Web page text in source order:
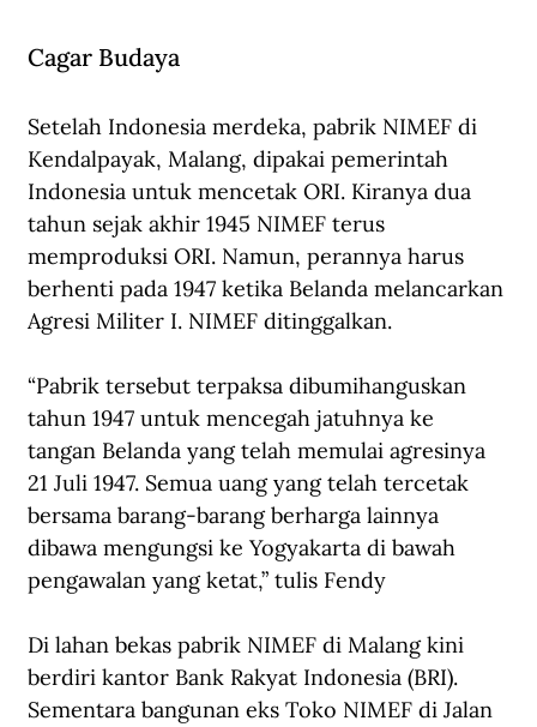
Cagar Budaya
Setelah Indonesia merdeka, pabrik NIMEF di
Kendalpayak, Malang, dipakai pemerintah
Indonesia untuk mencetak ORI. Kiranya dua
tahun sejak akhir 1945 NIMEF terus
memproduksi ORI. Namun, perannya harus
berhenti pada 1947 ketika Belanda melancarkan
Agresi Militer I. NIMEF ditinggalkan.
“Pabrik tersebut terpaksa dibumihanguskan
tahun 1947 untuk mencegah jatuhnya ke
tangan Belanda yang telah memulai agresinya
21 Juli 1947. Semua uang yang telah tercetak
bersama barang-barang berharga lainnya
dibawa mengungsi ke Yogyakarta di bawah
pengawalan yang ketat,” tulis Fendy
Di lahan bekas pabrik NIMEF di Malang kini
berdiri kantor Bank Rakyat Indonesia (BRI).
Sementara bangunan eks Toko NIMEF di Jalan